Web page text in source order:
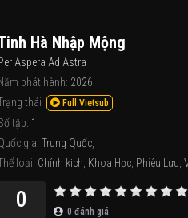
Hà Nhập Mộng
Aspera Ad Astra
Năm phát hành: 2026
thái
Full Vietsub
tập: 1
gia: Trung Quốc
loại: Chính kịch Khoa Học Phiêu Lưu
0 0 đánh giá